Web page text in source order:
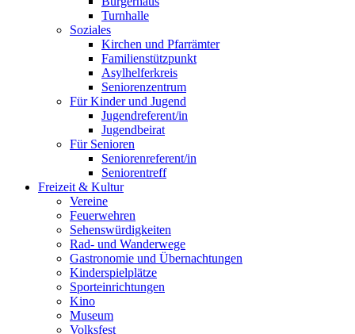
Turnhalle
Soziales
Kirchen und Pfarrämter
Familienstützpunkt
Asylhelferkreis
Seniorenzentrum
Für Kinder und Jugend
Jugendreferent/in
Jugendbeirat
Für Senioren
Seniorenreferent/in
Seniorentreff
Freizeit & Kultur
Vereine
Feuerwehren
Sehenswürdigkeiten
Rad- und Wanderwege
Gastronomie und Übernachtungen
Kinderspielplätze
Sporteinrichtungen
Kino
Museum
Volksfest